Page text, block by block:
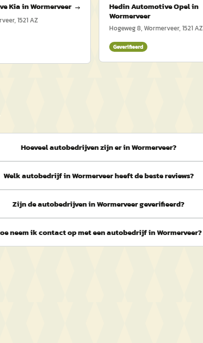
Kia in Wormerveer →
1521 AZ
Hedin Automotive Opel in
Wormerveer
Hogeweg 8, Wormerveer, 1521 AZ
Geverifieerd
Hoeveel autobedrijven zijn er in Wormerveer?
Welk autobedrijf in Wormerveer heeft de beste reviews?
Zijn de autobedrijven in Wormerveer geverifieerd?
neem ik contact op met een autobedrijf in Wormerveer?